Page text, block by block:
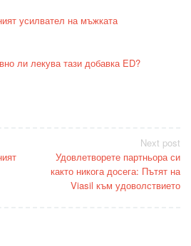
усилвател на мъжката
ли лекува тази добавка ED?
Next post
Удовлетворете партньора си
както никога досега: Пътят на
Viasil към удоволствието